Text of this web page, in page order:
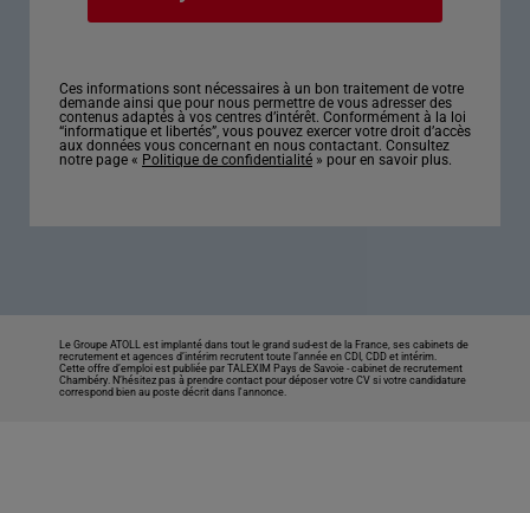
Ces informations sont nécessaires à un bon traitement de votre
demande ainsi que pour nous permettre de vous adresser des
contenus adaptés à vos centres d’intérêt. Conformément à la loi
“informatique et libertés”, vous pouvez exercer votre droit d’accès
aux données vous concernant en nous contactant. Consultez
notre page « Politique de confidentialité » pour en savoir plus.
Le Groupe ATOLL est implanté dans tout le grand sud-est de la France, ses cabinets de
recrutement et agences d’intérim recrutent toute l’année en CDI, CDD et intérim.
Cette offre d’emploi est publiée par TALEXIM Pays de Savoie -cabinet de recrutement
Chambéry . N’hésitez pas à prendre contact pour déposer votre CV si votre candidature
correspond bien au poste décrit dans l'annonce.